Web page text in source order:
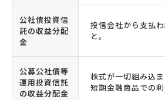
公社債投資信
託の収益分配
金
投信会社から支払
と。
公募公社債等
運用投資信託
の収益分配金
株式が一切組み込
短期金融商品での利